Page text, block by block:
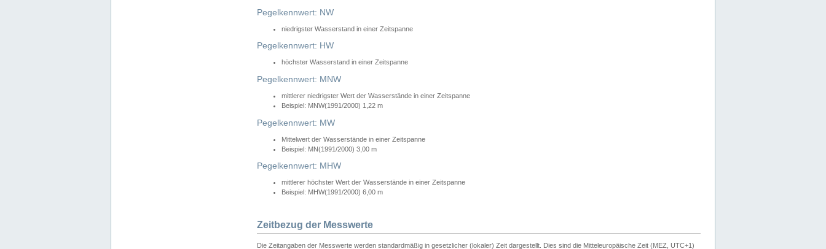
Pegelkennwert: NW
niedrigster Wasserstand in einer Zeitspanne
Pegelkennwert: HW
höchster Wasserstand in einer Zeitspanne
Pegelkennwert: MNW
mittlerer niedrigster Wert der Wasserstände in einer Zeitspanne
Beispiel: MNW(1991/2000) 1,22 m
Pegelkennwert: MW
Mittelwert der Wasserstände in einer Zeitspanne
Beispiel: MN(1991/2000) 3,00 m
Pegelkennwert: MHW
mittlerer höchster Wert der Wasserstände in einer Zeitspanne
Beispiel: MHW(1991/2000) 6,00 m
Zeitbezug der Messwerte
Die Zeitangaben der Messwerte werden standardmäßig in gesetzlicher (lokaler) Zeit dargestellt. Dies sind die Mitteleuropäische Zeit (MEZ, UTC+1)